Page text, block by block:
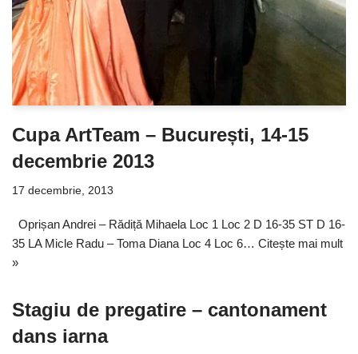
Cupa ArtTeam – București, 14-15
decembrie 2013
17 decembrie, 2013
Oprișan Andrei – Rădiță Mihaela Loc 1 Loc 2 D 16-35 ST D 16-
35 LA Micle Radu – Toma Diana Loc 4 Loc 6… Citește mai mult
»
Stagiu de pregatire – cantonament
dans iarna